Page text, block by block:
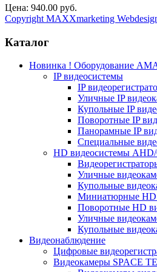
Цена: 940.00 руб.
Copyright MAXXmarketing
Каталог
Новинка ! Оборудование
IP видеосистемы
IP
Уличные IP
Купольные IP
Поворотные IP
Панорамные IP
Специальные
HD видеосистемы
Уличные
Купольные
Миниатюрные HD
Поворотные HD
Уличные
Купольные
Видеонаблюдение
Цифровые
Видеокамеры SPACE